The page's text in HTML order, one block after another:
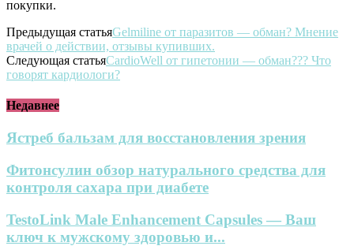
покупки.
Предыдущая статьяGelmiline от паразитов — обман? Мнение
врачей о действии, отзывы купивших.
Следующая статьяCardioWell от гипетонии — обман??? Что
говорят кардиологи?
Недавнее
Ястреб бальзам для восстановления зрения
Фитонсулин обзор натурального средства для
контроля сахара при диабете
TestoLink Male Enhancement Capsules — Ваш
ключ к мужскому здоровью и...